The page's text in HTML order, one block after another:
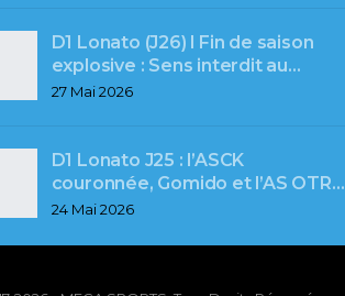
D1 Lonato (J26) l Fin de saison
explosive : Sens interdit au…
27 Mai 2026
D1 Lonato J25 : l’ASCK
couronnée, Gomido et l’AS OTR…
24 Mai 2026